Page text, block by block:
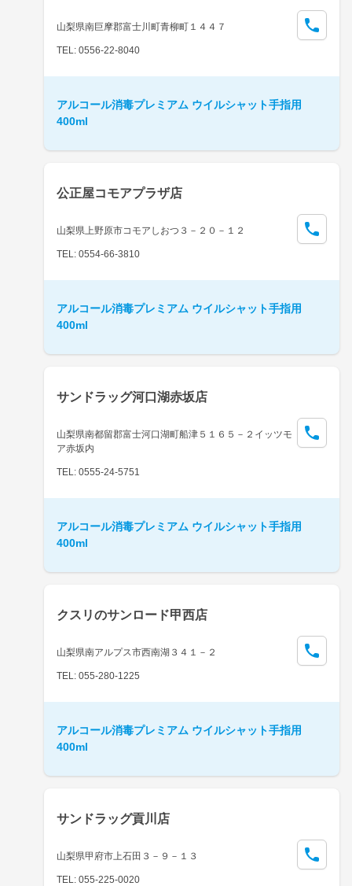
山梨県南巨摩郡富士川町青柳町１４４７
TEL: 0556-22-8040
アルコール消毒プレミアム ウイルシャット手指用
400ml
公正屋コモアプラザ店
山梨県上野原市コモアしおつ３－２０－１２
TEL: 0554-66-3810
アルコール消毒プレミアム ウイルシャット手指用
400ml
サンドラッグ河口湖赤坂店
山梨県南都留郡富士河口湖町船津５１６５－２イッツモ
ア赤坂内
TEL: 0555-24-5751
アルコール消毒プレミアム ウイルシャット手指用
400ml
クスリのサンロード甲西店
山梨県南アルプス市西南湖３４１－２
TEL: 055-280-1225
アルコール消毒プレミアム ウイルシャット手指用
400ml
サンドラッグ貢川店
山梨県甲府市上石田３－９－１３
TEL: 055-225-0020